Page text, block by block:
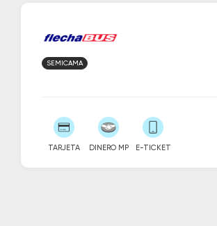
SEMICAMA
TARJETA DINERO MP E-TICKET